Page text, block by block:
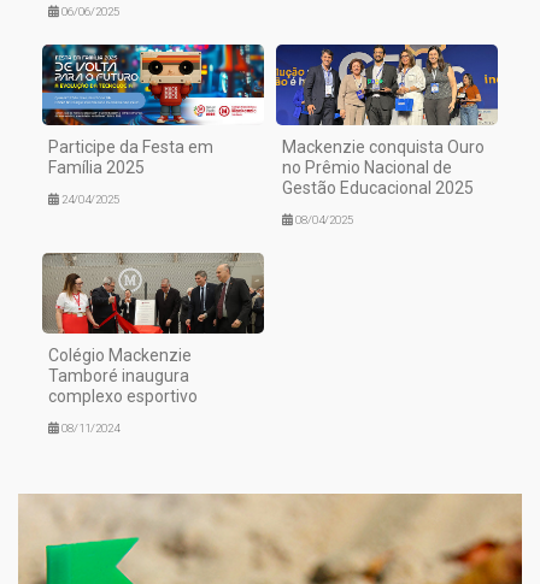
06/06/2025
Participe da Festa em
Família 2025
24/04/2025
Mackenzie conquista Ouro
no Prêmio Nacional de
Gestão Educacional 2025
08/04/2025
Colégio Mackenzie
Tamboré inaugura
complexo esportivo
08/11/2024